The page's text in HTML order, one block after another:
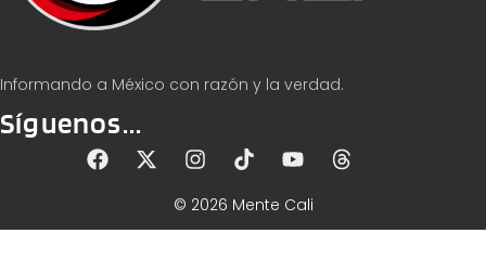
Informando a México con razón y la verdad.
Síguenos...
© 2026 Mente Cali